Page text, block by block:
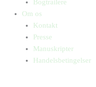
Bogtrailere
Om os
Kontakt
Presse
Manuskripter
Handelsbetingelser